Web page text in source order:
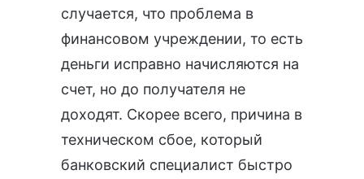
случается, что проблема в
финансовом учреждении, то есть
деньги исправно начисляются на
счет, но до получателя не
доходят. Скорее всего, причина в
техническом сбое, который
банковский специалист быстро